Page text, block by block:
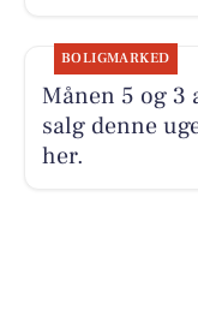
BOLIGMARKED
Månen 5 og 3
salg denne
her.